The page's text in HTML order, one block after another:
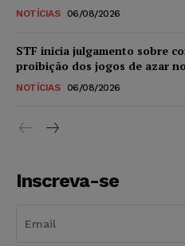
NOTÍCIAS 06/08/2026
STF inicia julgamento sobre
proibição dos jogos de azar
NOTÍCIAS 06/08/2026
Inscreva-se